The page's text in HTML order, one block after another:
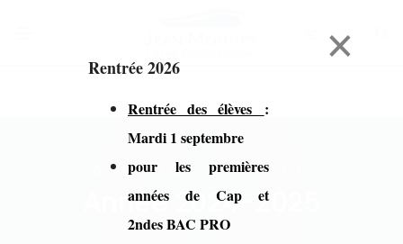
×
Rentrée 2026
Rentrée des élèves :
Mardi 1 septembre
pour les premières
années de Cap et
2ndes BAC PRO
Accueil > Année 2024-2025
Année 2024-2025